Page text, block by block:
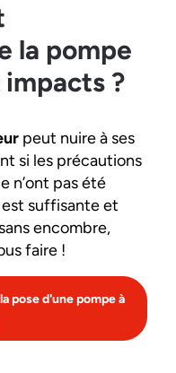
la pompe
impacts ?
peut nuire à ses
si les précautions
n’ont pas été
suffisante et
encombre,
faire !
pose d'une pompe à